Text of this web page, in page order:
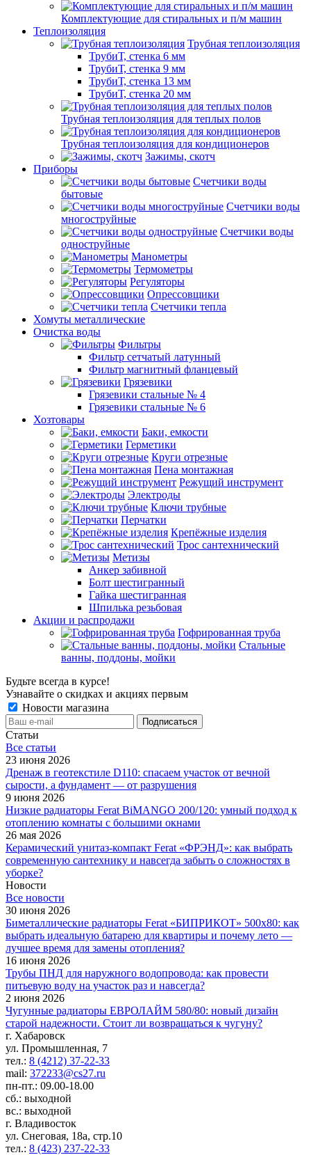
Комплектующие для стиральных и п/м машин
Теплоизоляция
Трубная теплоизоляция
ТрубиТ, стенка 6 мм
ТрубиТ, стенка 9 мм
ТрубиТ, стенка 13 мм
ТрубиТ, стенка 20 мм
Трубная теплоизоляция для теплых полов
Трубная теплоизоляция для кондиционеров
Зажимы, скотч
Приборы
Счетчики воды
бытовые
Счетчики воды
многоструйные
Счетчики воды
одноструйные
Манометры
Термометры
Регуляторы
Опрессовщики
Счетчики тепла
Хомуты металлические
Очистка воды
Фильтры
Фильтр сетчатый латунный
Фильтр магнитный фланцевый
Грязевики
Грязевики стальные № 4
Грязевики стальные № 6
Хозтовары
Баки, емкости
Герметики
Круги отрезные
Пена монтажная
Режущий инструмент
Электроды
Ключи трубные
Перчатки
Крепёжные изделия
Трос сантехнический
Метизы
Анкер забивной
Болт шестигранный
Гайка шестигранная
Шпилька резьбовая
Акции и распродажи
Гофрированная труба
Стальные
ванны, поддоны, мойки
Будьте всегда в курсе!
Узнавайте о скидках и акциях первым
Новости магазина
Статьи
Все cтатьи
23 июня 2026
Дренаж в геотекстиле D110: спасаем участок от вечной
сырости, а фундамент — от разрушения
9 июня 2026
Низкие радиаторы Ferat BiMANGO 200/120: умный подход к
отоплению комнаты с большими окнами
26 мая 2026
Керамический унитаз-компакт Ferat «ФРЭНД»: как выбрать
современную сантехнику и навсегда забыть о сложностях в
уборке?
Новости
Все новости
30 июня 2026
Биметаллические радиаторы Ferat «БИПРИКОТ» 500x80: как
выбрать идеальную батарею для квартиры и почему лето —
лучшее время для замены отопления?
16 июня 2026
Трубы ПНД для наружного водопровода: как провести
питьевую воду на участок раз и навсегда?
2 июня 2026
Чугунные радиаторы ЕВРОЛАЙМ 580/80: новый дизайн
старой надежности. Стоит ли возвращаться к чугуну?
г. Хабаровск
ул. Промышленная, 7
тел.: 8 (4212) 37-22-33
mail: 372233@cs27.ru
пн-пт.: 09.00-18.00
сб.: выходной
вс.: выходной
г. Владивосток
ул. Снеговая, 18а, стр.10
тел.: 8 (423) 237-22-33